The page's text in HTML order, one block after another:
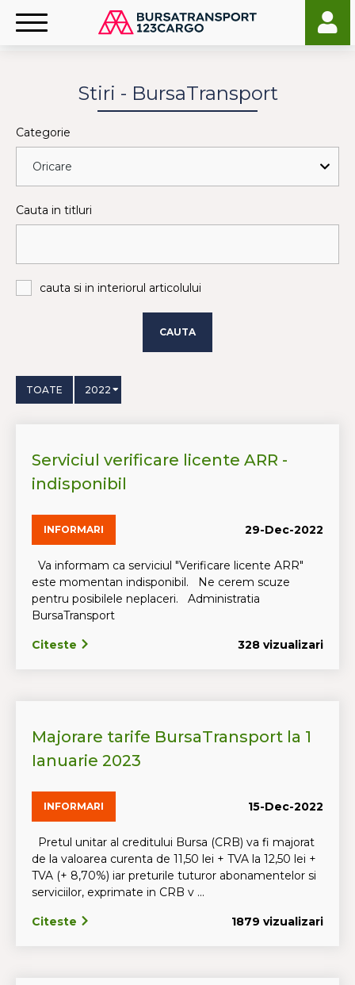
Stiri - BursaTransport
Categorie
Cauta in titluri
cauta si in interiorul articolului
CAUTA
TOATE 2022
Serviciul verificare licente ARR -
indisponibil
INFORMARI 29-Dec-2022
Va informam ca serviciul "Verificare licente ARR"
este momentan indisponibil. Ne cerem scuze
pentru posibilele neplaceri. Administratia
BursaTransport
Citeste 328 vizualizari
Majorare tarife BursaTransport la 1
Ianuarie 2023
INFORMARI 15-Dec-2022
Pretul unitar al creditului Bursa (CRB) va fi majorat
de la valoarea curenta de 11,50 lei + TVA la 12,50 lei +
TVA (+ 8,70%) iar preturile tuturor abonamentelor si
serviciilor, exprimate in CRB v ...
Citeste 1879 vizualizari